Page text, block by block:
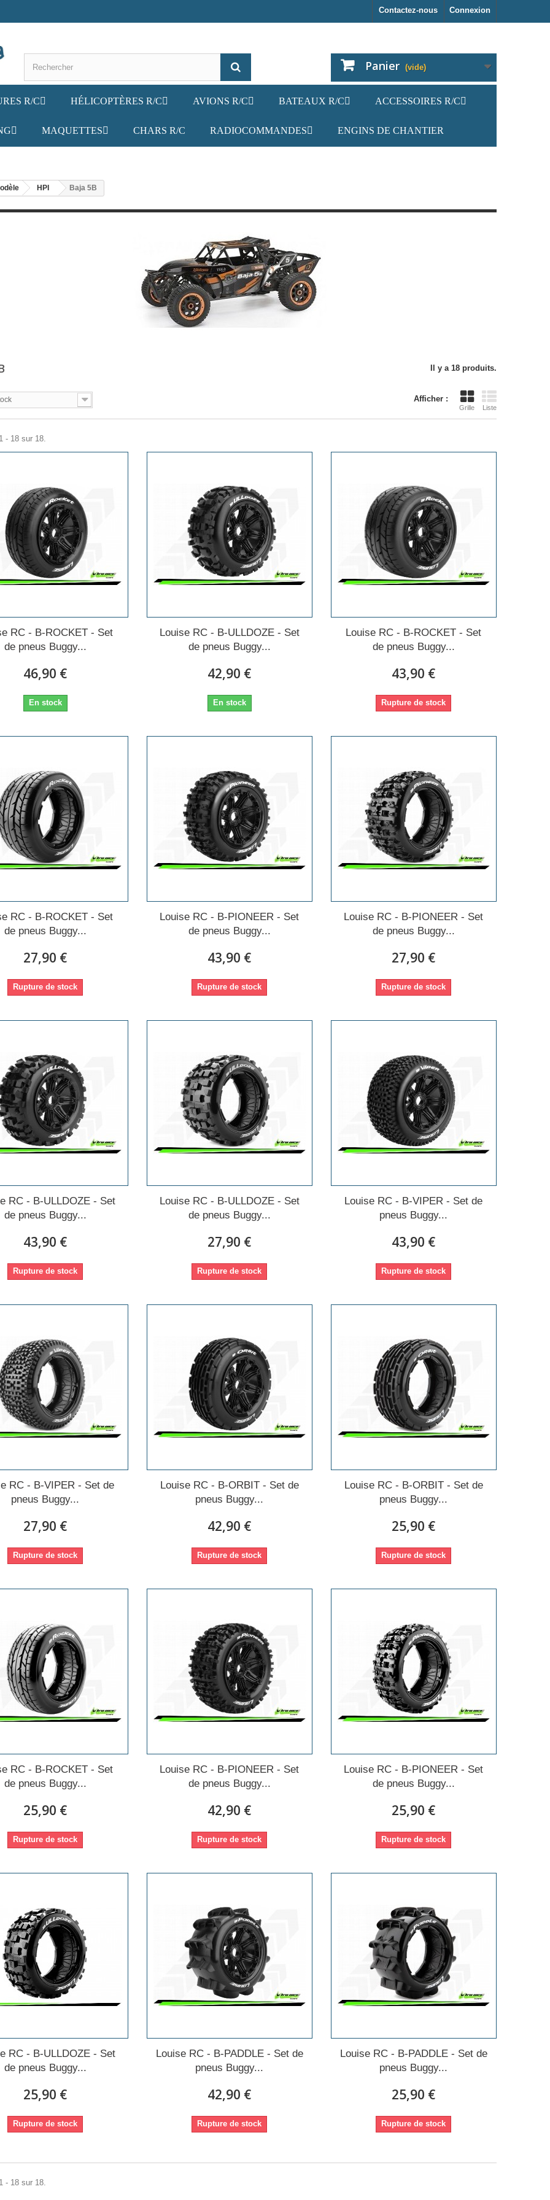
Connexion
Contactez-nous
Panier (vide)
R/C HÉLICOPTÈRES R/C AVIONS R/C BATEAUX R/C ACCESSOIRES R/C
MAQUETTES CHARS R/C RADIOCOMMANDES ENGINS DE CHANTIER
HPI Baja 5B
Il y a 18 produits.
Afficher :
Grille Liste
- 18 sur 18.
RC - B-ROCKET - Set
de pneus Buggy...
46,90 €
En stock
Louise RC - B-ULLDOZE - Set
de pneus Buggy...
42,90 €
En stock
Louise RC - B-ROCKET - Set
de pneus Buggy...
43,90 €
Rupture de stock
RC - B-ROCKET - Set
de pneus Buggy...
27,90 €
Rupture de stock
Louise RC - B-PIONEER - Set
de pneus Buggy...
43,90 €
Rupture de stock
Louise RC - B-PIONEER - Set
de pneus Buggy...
27,90 €
Rupture de stock
RC - B-ULLDOZE - Set
de pneus Buggy...
43,90 €
Rupture de stock
Louise RC - B-ULLDOZE - Set
de pneus Buggy...
27,90 €
Rupture de stock
Louise RC - B-VIPER - Set de
pneus Buggy...
43,90 €
Rupture de stock
RC - B-VIPER - Set de
pneus Buggy...
27,90 €
Rupture de stock
Louise RC - B-ORBIT - Set de
pneus Buggy...
42,90 €
Rupture de stock
Louise RC - B-ORBIT - Set de
pneus Buggy...
25,90 €
Rupture de stock
RC - B-ROCKET - Set
de pneus Buggy...
25,90 €
Rupture de stock
Louise RC - B-PIONEER - Set
de pneus Buggy...
42,90 €
Rupture de stock
Louise RC - B-PIONEER - Set
de pneus Buggy...
25,90 €
Rupture de stock
RC - B-ULLDOZE - Set
de pneus Buggy...
25,90 €
Rupture de stock
Louise RC - B-PADDLE - Set de
pneus Buggy...
42,90 €
Rupture de stock
Louise RC - B-PADDLE - Set de
pneus Buggy...
25,90 €
Rupture de stock
- 18 sur 18.